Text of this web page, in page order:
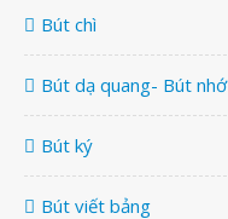
Bút chì
Bút dạ quang- Bút nhớ
Bút ký
Bút viết bảng